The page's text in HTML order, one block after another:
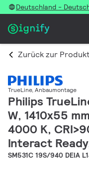
Deutschland -
Zurück zur
TrueLine, Anbaumontage
Philips
W, 1410x55
4000 K,
Interact
SM531C 19S/940 DEIA